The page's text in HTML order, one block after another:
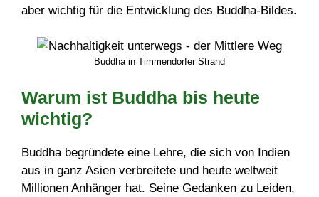
aber wichtig für die Entwicklung des Buddha-Bildes.
Buddha in Timmendorfer Strand
Warum ist Buddha bis heute
wichtig?
Buddha begründete eine Lehre, die sich von Indien
aus in ganz Asien verbreitete und heute weltweit
Millionen Anhänger hat. Seine Gedanken zu Leiden,